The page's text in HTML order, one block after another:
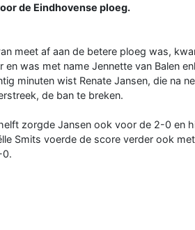
de Eindhovense ploeg.
meet af aan de betere ploeg was,
en was met name Jennette van Balen
minuten wist Renate Jansen, die na
de ban te breken.
zorgde Jansen ook voor de 2-0 en
Smits voerde de score verder ook
0.